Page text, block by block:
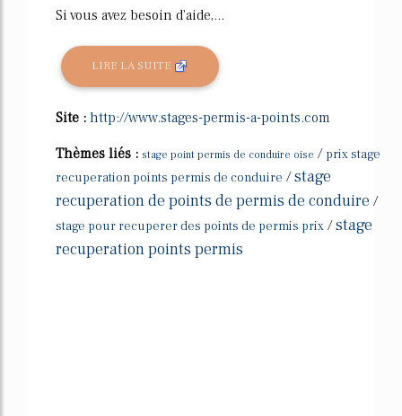
Si vous avez besoin d'aide,...
LIRE LA SUITE
Site : http://www.stages-permis-a-points.com
Thèmes liés : stage point permis de conduire oise / prix stage
recuperation points permis de conduire /stage
recuperation de points de permis de conduire /
stage pour recuperer des points de permis prix /stage
recuperation points permis